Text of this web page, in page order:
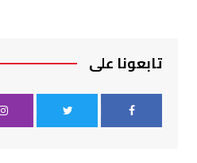
تابعونا على